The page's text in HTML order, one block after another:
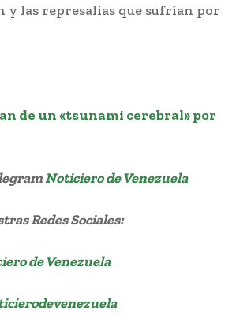
y las represalias que sufrían por
de un «tsunami cerebral» por
Noticiero de Venezuela
Redes Sociales:
de Venezuela